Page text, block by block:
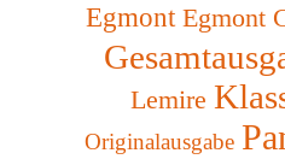
Egmont Egmont
Lemire
Originalausgabe